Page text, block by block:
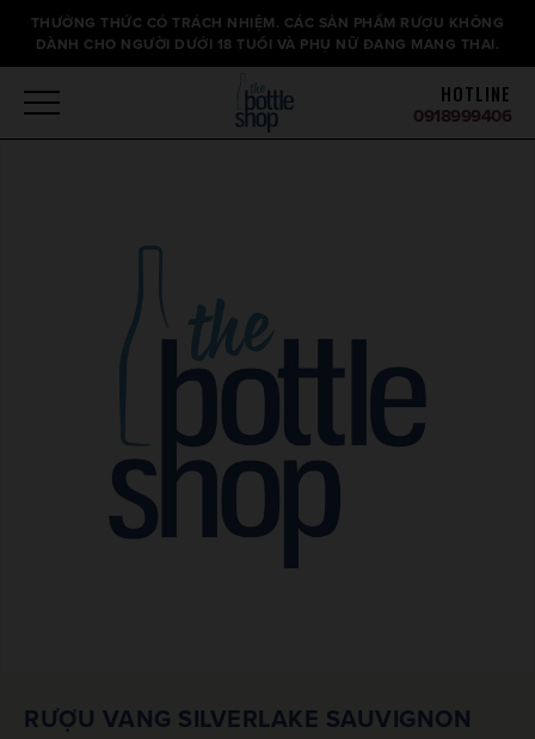
THƯỞNG THỨC CÓ TRÁCH NHIỆM. CÁC SẢN PHẨM RƯỢU KHÔNG
DÀNH CHO NGƯỜI DƯỚI 18 TUỔI VÀ PHỤ NỮ ĐANG MANG THAI.
HOTLINE
0918999406
RƯỢU VANG SILVERLAKE SAUVIGNON